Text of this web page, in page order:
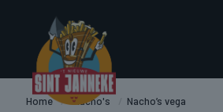
Home / Nacho's Nacho’s vega